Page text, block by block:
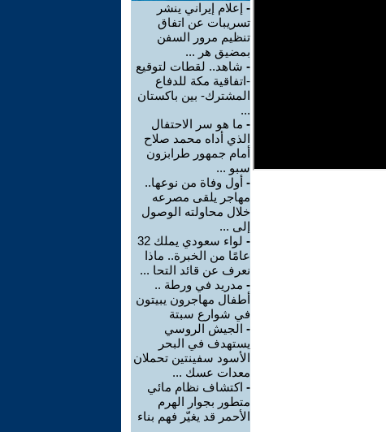
- إعلام إيراني ينشر
تسريبات عن اتفاق
تنظيم مرور السفن
بمضيق هر ...
- شاهد.. لقطات لتوقيع
-اتفاقية مكة للدفاع
المشترك- بين باكستان
...
- ما هو سر الاحتفال
الذي أداه محمد صلاح
أمام جمهور طرابزون
سبو ...
- أول وفاة من نوعها..
مهاجر يلقى مصرعه
خلال محاولته الوصول
إلى ...
-
لواء سعودي يملك 32
عامًا من الخبرة.. ماذا
نعرف عن قائد التحا ...
- مدريد في ورطة ..
أطفال مهاجرون يبيتون
في شوارع سبتة
- الجيش الروسي
يستهدف في البحر
الأسود سفينتين تحملان
معدات عسك ...
- اكتشاف نظام مائي
متطور بجوار الهرم
الأحمر قد يغيّر فهم بناء